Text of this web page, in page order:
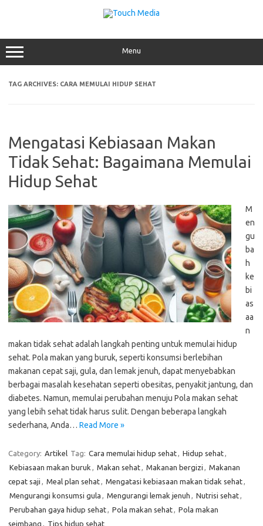
Menu
TAG ARCHIVES: CARA MEMULAI HIDUP SEHAT
Mengatasi Kebiasaan Makan
Tidak Sehat: Bagaimana Memulai
Hidup Sehat
M
en
gu
ba
h
ke
bi
as
aa
n
makan tidak sehat adalah langkah penting untuk memulai hidup
sehat. Pola makan yang buruk, seperti konsumsi berlebihan
makanan cepat saji, gula, dan lemak jenuh, dapat menyebabkan
berbagai masalah kesehatan seperti obesitas, penyakit jantung, dan
diabetes. Namun, memulai perubahan menuju Pola makan sehat
yang lebih sehat tidak harus sulit. Dengan beberapa langkah
sederhana, Anda… Read More »
Category: Artikel Tag: Cara memulai hidup sehat, Hidup sehat,
Kebiasaan makan buruk , Makan sehat, Makanan bergizi , Makanan
cepat saji , Meal plan sehat, Mengatasi kebiasaan makan tidak sehat,
Mengurangi konsumsi gula , Mengurangi lemak jenuh , Nutrisi sehat,
Perubahan gaya hidup sehat, Pola makan sehat, Pola makan
seimbang , Tips hidup sehat